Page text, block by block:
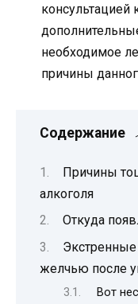
консультацией
необходимое
причины
Содержание
Причины
алкоголя
Откуда
желчью после
Вот